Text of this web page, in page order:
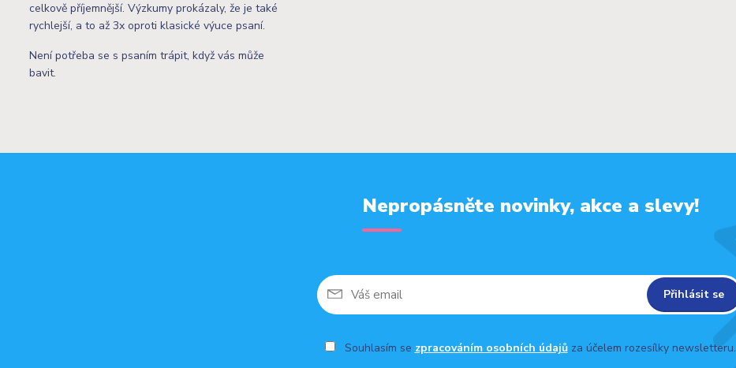
celkově příjemnější. Výzkumy prokázaly, že je také
rychlejší, a to až 3x oproti klasické výuce psaní.
Není potřeba se s psaním trápit, když vás může
bavit.
Nepropásněte novinky, akce a slevy!
Přihlásit se
Souhlasím se zpracováním osobních údajůza účelem rozesílky newsletteru.